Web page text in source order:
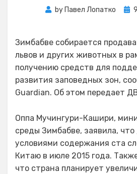
by Павел Лопатко
Зимбабве собирается
львов и других животных в
получению средств для
развития заповедных зон,
Guardian. Об этом передает
Оппа Мучингури-Кашири,
среды Зимбабве, заявила, что
условиями содержания ста
Китаю в июле 2015 года.
что страна планирует